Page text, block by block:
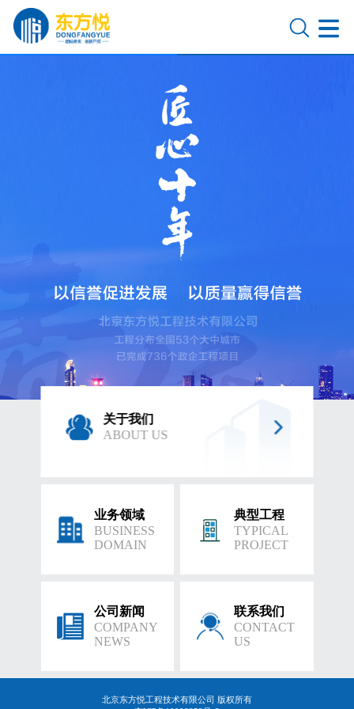
关于我们
ABOUT US
业务领域
BUSINESS
DOMAIN
典型工程
TYPICAL
PROJECT
公司新闻
COMPANY
NEWS
联系我们
CONTACT
US
北京东方悦工程技术有限公司 版权所有